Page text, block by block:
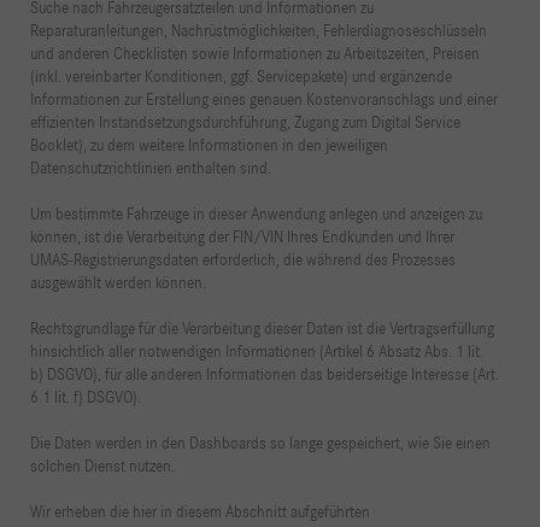
Suche nach Fahrzeugersatzteilen und Informationen zu
Reparaturanleitungen, Nachrüstmöglichkeiten, Fehlerdiagnoseschlüsseln
und anderen Checklisten sowie Informationen zu Arbeitszeiten, Preisen
(inkl. vereinbarter Konditionen, ggf. Servicepakete) und ergänzende
Informationen zur Erstellung eines genauen Kostenvoranschlags und einer
effizienten Instandsetzungsdurchführung, Zugang zum Digital Service
Booklet), zu dem weitere Informationen in den jeweiligen
Datenschutzrichtlinien enthalten sind.
Um bestimmte Fahrzeuge in dieser Anwendung anlegen und anzeigen zu
können, ist die Verarbeitung der FIN/VIN Ihres Endkunden und Ihrer
UMAS-Registrierungsdaten erforderlich, die während des Prozesses
ausgewählt werden können.
Rechtsgrundlage für die Verarbeitung dieser Daten ist die Vertragserfüllung
hinsichtlich aller notwendigen Informationen (Artikel 6 Absatz Abs. 1 lit.
b) DSGVO), für alle anderen Informationen das beiderseitige Interesse (Art.
6 1 lit. f) DSGVO).
Die Daten werden in den Dashboards so lange gespeichert, wie Sie einen
solchen Dienst nutzen.
Wir erheben die hier in diesem Abschnitt aufgeführten